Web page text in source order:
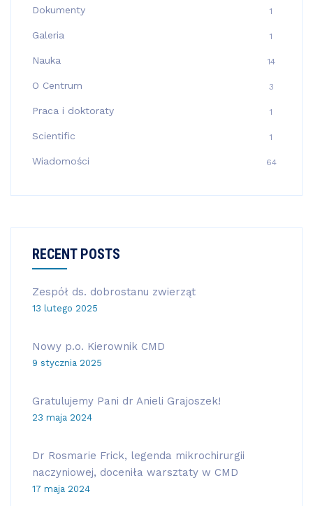
Dokumenty 1
Galeria 1
Nauka 14
O Centrum 3
Praca i doktoraty 1
Scientific 1
Wiadomości 64
RECENT POSTS
Zespół ds. dobrostanu zwierząt
13 lutego 2025
Nowy p.o. Kierownik CMD
9 stycznia 2025
Gratulujemy Pani dr Anieli Grajoszek!
23 maja 2024
Dr Rosmarie Frick, legenda mikrochirurgii
naczyniowej, doceniła warsztaty w CMD
17 maja 2024